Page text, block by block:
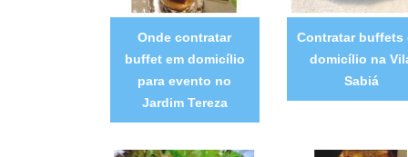
Onde contratar
buffet em domicílio
para evento no
Jardim Tereza
Contratar buffets
domicílio na
Sabiá